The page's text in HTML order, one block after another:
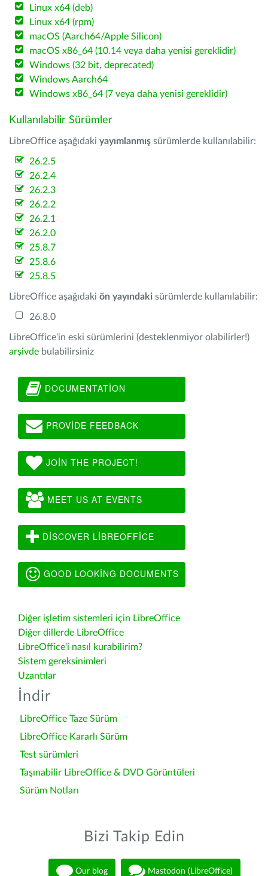
Linux x64 (deb)
Linux x64 (rpm)
macOS (Aarch64/Apple Silicon)
macOS x86_64 (10.14 veya daha yenisi gereklidir)
Windows (32 bit, deprecated)
Windows Aarch64
Windows x86_64 (7 veya daha yenisi gereklidir)
Kullanılabilir Sürümler
LibreOffice aşağıdaki yayımlanmış sürümlerde kullanılabilir:
26.2.5
26.2.4
26.2.3
26.2.2
26.2.1
26.2.0
25.8.7
25.8.6
25.8.5
LibreOffice aşağıdaki ön yayındaki sürümlerde kullanılabilir:
26.8.0
LibreOffice'in eski sürümlerini (desteklenmiyor olabilirler!)
arşivde bulabilirsiniz
DOCUMENTATION
PROVIDE FEEDBACK
JOIN THE PROJECT!
MEET US AT EVENTS
DISCOVER LIBREOFFICE
GOOD LOOKING DOCUMENTS
Diğer işletim sistemleri için LibreOffice
Diğer dillerde LibreOffice
LibreOffice'i nasıl kurabilirim?
Sistem gereksinimleri
Uzantılar
İndir
LibreOffice Taze Sürüm
LibreOffice Kararlı Sürüm
Test sürümleri
Taşınabilir LibreOffice & DVD Görüntüleri
Sürüm Notları
Bizi Takip Edin
Our blog Mastodon (LibreOffice)